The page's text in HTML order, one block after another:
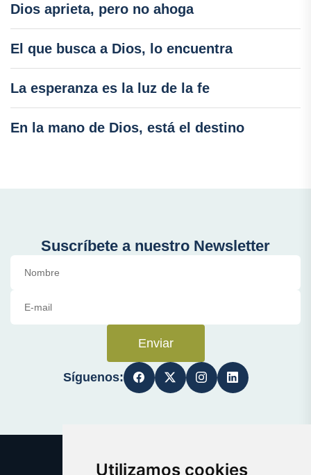
Utilizamos cookies
Dios aprieta, pero no ahoga
El que busca a Dios, lo encuentra
La esperanza es la luz de la fe
En la mano de Dios, está el destino
Suscríbete a nuestro Newsletter
Enviar
Síguenos: